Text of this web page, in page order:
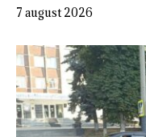
7 august 2026